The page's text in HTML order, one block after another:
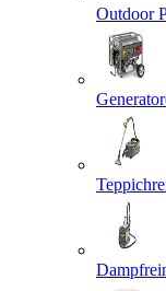
Outdoor